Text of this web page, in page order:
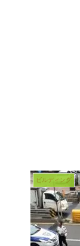
ビルディング